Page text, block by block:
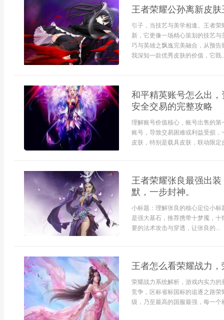
王者荣耀公孙离新皮
引子，当技艺与美学相逢。王者
新，它更像一场精心策划的技艺
巧与英雄之飘逸完美融合，从预
我深知一款优秀皮肤的价值，它既
和平精英账号怎么出
安全交易的完整攻略
理解账号价值核心，账号出售的
账号，导致交易困难或利益受损
皮肤，特别是载具皮肤，联动限
王者荣耀张良最强出
默，一步封神。
小标题：理解张良的核心定位小
是强大基石，推荐携带十梦魇，
要的法术攻击与穿透，让张良的...
王者怎么看荣耀战力
荣耀战力系统解析，游戏内实力
竞争，区标省标国标的追逐之路
级，乃至最高的国服最强，每一个